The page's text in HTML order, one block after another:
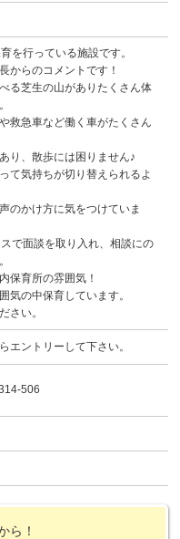
を行っている施設です。
らのコメントです！
る芝生の山がありたくさん体
救急車など働く車がたくさん
り、散歩には困りません♪
て気持ちが切り替えられるよ
のかけ方に気をつけていま
で面談を取り入れ、相談にの
保育所の雰囲気！
気の中保育しています。
さい。
エントリーして下さい。
506
ら！